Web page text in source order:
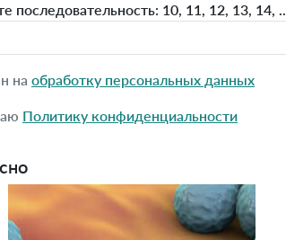
последовательность: 10, 11, 12, 13, 14, ..
на обработку персональных данных
Политику конфиденциальности